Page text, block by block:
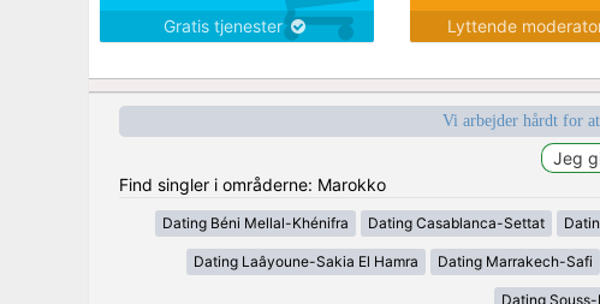
Gratis tjenester Lyttende
Vi arbejder hårdt for
Find singler i områderne: Marokko
Dating Béni Mellal-Khénifra Dating Casablanca-Settat
Dating Laâyoune-Sakia El Hamra Dating Marrakech-Safi
Dating